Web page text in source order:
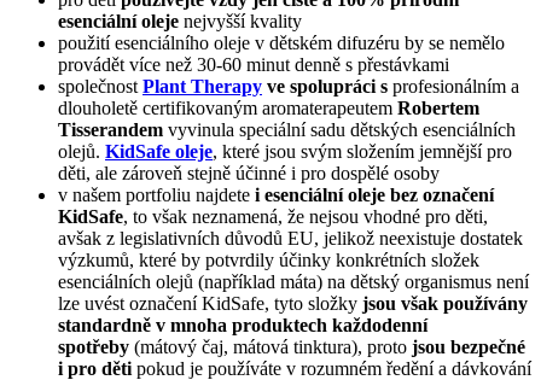
esenciální oleje nejvyšší kvality
použití esenciálního oleje v dětském difuzéru by se nemělo
provádět více než 30-60 minut denně s přestávkami
společnost Plant Therapy ve spolupráci s profesionálním a
dlouholetě certifikovaným aromaterapeutem Robertem
Tisserandem vyvinula speciální sadu dětských esenciálních
olejů. KidSafe oleje, které jsou svým složením jemnější pro
děti, ale zároveň stejně účinné i pro dospělé osoby
v našem portfoliu najdete i esenciální oleje bez označení
KidSafe, to však neznamená, že nejsou vhodné pro děti,
avšak z legislativních důvodů EU, jelikož neexistuje dostatek
výzkumů, které by potvrdily účinky konkrétních složek
esenciálních olejů (například máta) na dětský organismus není
lze uvést označení KidSafe, tyto složky jsou však používány
standardně v mnoha produktech každodenní
spotřeby (mátový čaj, mátová tinktura), proto jsou bezpečné
i pro děti pokud je používáte v rozumném ředění a dávkování